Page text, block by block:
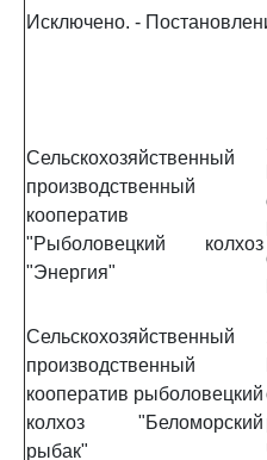
Исключено. -
Сельскохозяйственный
производственный
кооператив
"Рыболовецкий колхоз
"Энергия"
Сельскохозяйственный
производственный
кооператив рыболовецкий
колхоз "Беломорский
рыбак"